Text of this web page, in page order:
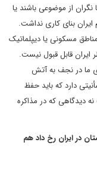
از موضوعی باشند یا
ایران بنای کاری نداشت.
مسکونی یا دیپلماتیک
قابل قبول نیست.
ما در نجف به آتش
دارد که باید حفظ
دیدگاهی که در مذاکره
در ایران رخ داد هم